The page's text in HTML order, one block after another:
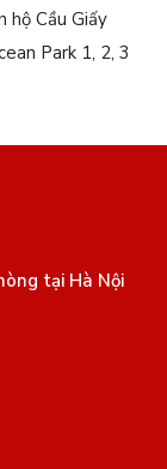
hộ Cầu Giấy
Park 1, 2, 3
tại Hà Nội